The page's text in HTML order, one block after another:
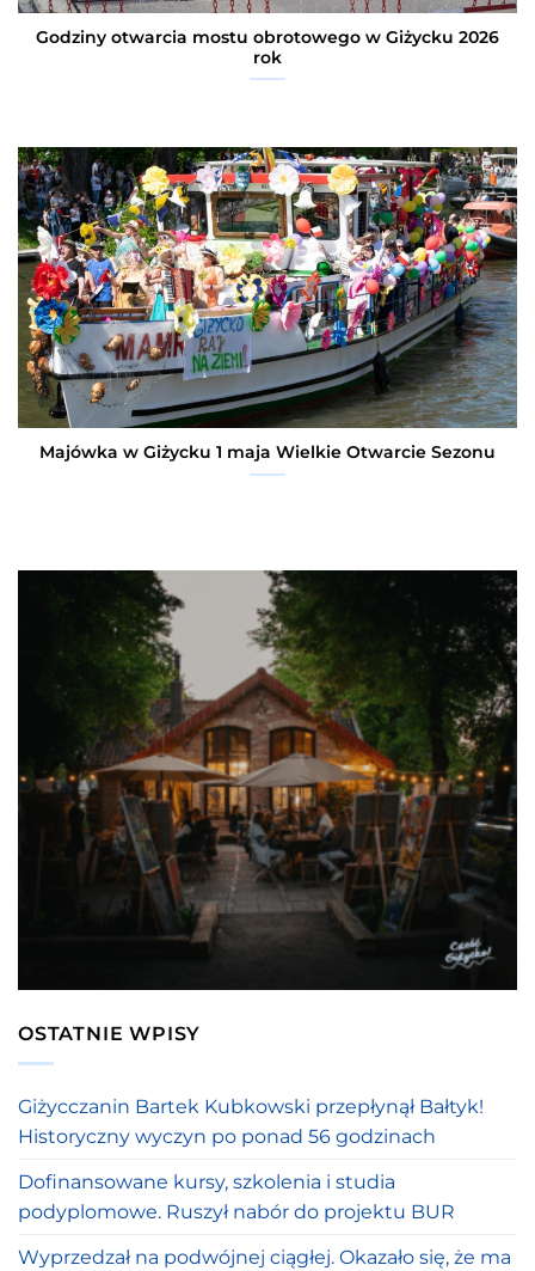
Godziny otwarcia mostu obrotowego w Giżycku 2026
rok
Majówka w Giżycku 1 maja Wielkie Otwarcie Sezonu
OSTATNIE WPISY
Giżycczanin Bartek Kubkowski przepłynął Bałtyk!
Historyczny wyczyn po ponad 56 godzinach
Dofinansowane kursy, szkolenia i studia
podyplomowe. Ruszył nabór do projektu BUR
Wyprzedzał na podwójnej ciągłej. Okazało się, że ma